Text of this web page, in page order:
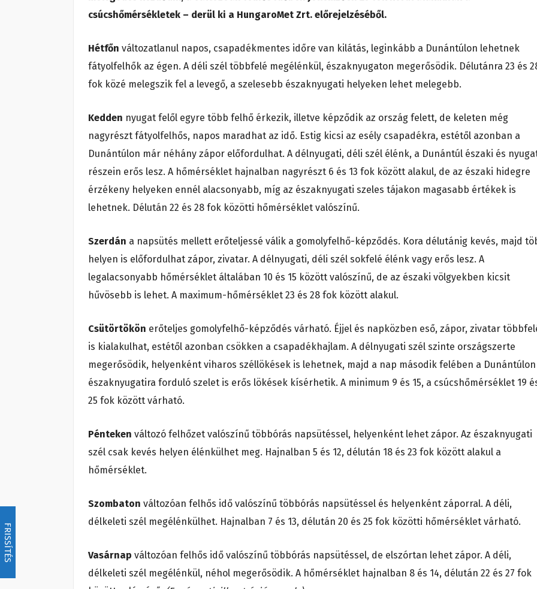
FRISSÍTÉS
csúcshőmérsékletek – derül ki a HungaroMet Zrt. előrejelzéséből.
Hétfőn változatlanul napos, csapadékmentes időre van kilátás, leginkább a Dunántúlon lehetnek
fátyolfelhők az égen. A déli szél többfelé megélénkül, északnyugaton megerősödik. Délutánra 23 és
fok közé melegszik fel a levegő, a szelesebb északnyugati helyeken lehet melegebb.
Kedden nyugat felől egyre több felhő érkezik, illetve képződik az ország felett, de keleten még
nagyrészt fátyolfelhős, napos maradhat az idő. Estig kicsi az esély csapadékra, estétől azonban a
Dunántúlon már néhány zápor előfordulhat. A délnyugati, déli szél élénk, a Dunántúl északi és
részein erős lesz. A hőmérséklet hajnalban nagyrészt 6 és 13 fok között alakul, de az északi hidegre
érzékeny helyeken ennél alacsonyabb, míg az északnyugati szeles tájakon magasabb értékek is
lehetnek. Délután 22 és 28 fok közötti hőmérséklet valószínű.
Szerdán a napsütés mellett erőteljessé válik a gomolyfelhő-képződés. Kora délutánig kevés, majd
helyen is előfordulhat zápor, zivatar. A délnyugati, déli szél sokfelé élénk vagy erős lesz. A
legalacsonyabb hőmérséklet általában 10 és 15 között valószínű, de az északi völgyekben kicsit
hűvösebb is lehet. A maximum-hőmérséklet 23 és 28 fok között alakul.
Csütörtökön erőteljes gomolyfelhő-képződés várható. Éjjel és napközben eső, zápor, zivatar
is kialakulhat, estétől azonban csökken a csapadékhajlam. A délnyugati szél szinte országszerte
megerősödik, helyenként viharos széllökések is lehetnek, majd a nap második felében a Dunántúlon
északnyugatira forduló szelet is erős lökések kísérhetik. A minimum 9 és 15, a csúcshőmérséklet 19
25 fok között várható.
Pénteken változó felhőzet valószínű többórás napsütéssel, helyenként lehet zápor. Az északnyugati
szél csak kevés helyen élénkülhet meg. Hajnalban 5 és 12, délután 18 és 23 fok között alakul a
hőmérséklet.
Szombaton változóan felhős idő valószínű többórás napsütéssel és helyenként záporral. A déli,
délkeleti szél megélénkülhet. Hajnalban 7 és 13, délután 20 és 25 fok közötti hőmérséklet várható.
Vasárnap változóan felhős idő valószínű többórás napsütéssel, de elszórtan lehet zápor. A déli,
délkeleti szél megélénkül, néhol megerősödik. A hőmérséklet hajnalban 8 és 14, délután 22 és 27 fok